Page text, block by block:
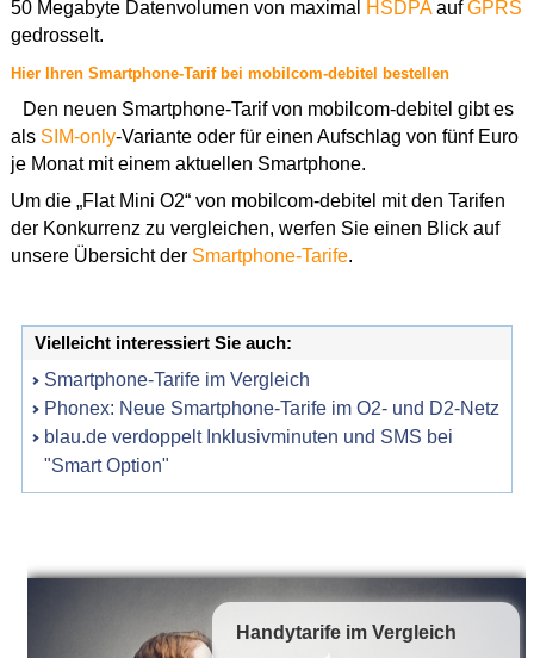
50 Megabyte Datenvolumen von maximal
HSDPAaufGPRS
gedrosselt.
Hier Ihren Smartphone-Tarif bei mobilcom-debitel bestellen
Den neuen Smartphone-Tarif von mobilcom-debitel gibt es
als SIM-only-Variante oder für einen Aufschlag von fünf Euro
je Monat mit einem aktuellen Smartphone.
Um die „Flat Mini O2“ von mobilcom-debitel mit den Tarifen
der Konkurrenz zu vergleichen, werfen Sie einen Blick auf
unsere Übersicht der Smartphone-Tarife.
Vielleicht interessiert Sie auch:
Smartphone-Tarife im Vergleich
Phonex: Neue Smartphone-Tarife im O2- und D2-Netz
blau.de verdoppelt Inklusivminuten und SMS bei
"Smart Option"
Handytarife im Vergleich